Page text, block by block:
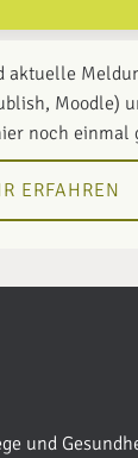
Moodle)
noch einmal
ERFAHREN
und